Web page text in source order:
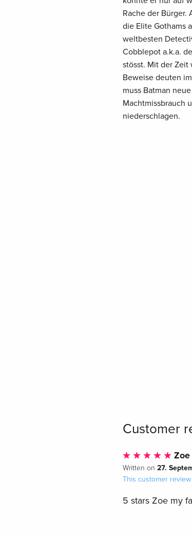
Rache der
die Elite Gothams
weltbesten
Cobblepot a.k.a.
stösst. Mit der Zeit
Beweise deuten
muss Batman
Machtmissbrauch
niederschlagen.
Customer
Zoe
Written on 27.
This customer
5 stars Zoe my